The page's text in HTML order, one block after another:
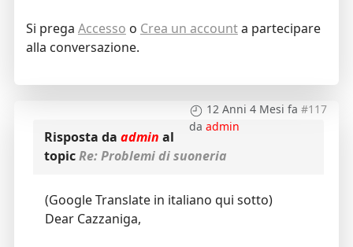
Si prega Accesso o Crea un accounta partecipare
alla conversazione.
12 Anni 4 Mesi fa #117
daadmin
Risposta da admin al
topicRe: Problemi di suoneria
(Google Translate in italiano qui sotto)
Dear Cazzaniga,